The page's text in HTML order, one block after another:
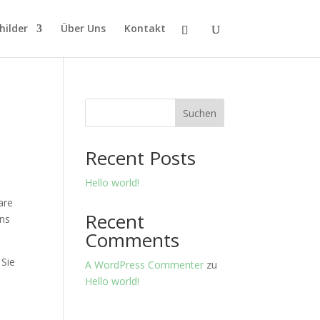
Über Uns Kontakt
Suchen
Recent Posts
Hello world!
Recent
Comments
A WordPress Commenter zu
Hello world!